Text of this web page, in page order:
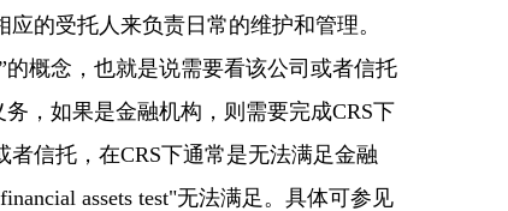
的受托人来负责日常的维护和管理。
概念，也就是说需要看该公司或者信托
，如果是金融机构，则需要完成CRS下
信托，在CRS下通常是无法满足金融
assets test"无法满足。具体可参见